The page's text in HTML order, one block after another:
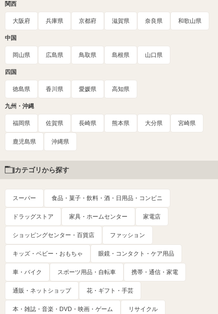
関西
大阪府 兵庫県 京都府 滋賀県 奈良県 和歌山県
中国
岡山県 広島県 鳥取県 島根県 山口県
四国
徳島県 香川県 愛媛県 高知県
九州・沖縄
福岡県 佐賀県 長崎県 熊本県 大分県 宮崎県
鹿児島県 沖縄県
カテゴリから探す
スーパー 食品・菓子・飲料・酒・日用品・コンビニ
ドラッグストア 家具・ホームセンター 家電店
ショッピングセンター・百貨店 ファッション
キッズ・ベビー・おもちゃ 眼鏡・コンタクト・ケア用品
車・バイク スポーツ用品・自転車 携帯・通信・家電
通販・ネットショップ 花・ギフト・手芸
本・雑誌・音楽・DVD・映画・ゲーム リサイクル